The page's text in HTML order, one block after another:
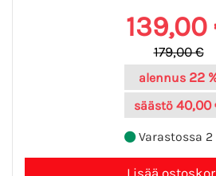
139,00
179,00 €
alennus 22
säästö 40,00
Varastossa 2